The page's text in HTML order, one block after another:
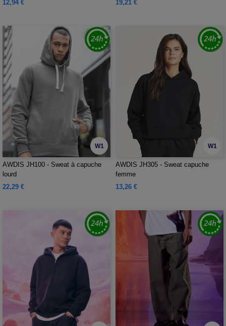
12,94 € 19,21 €
W1
AWDIS JH100 - Sweat à capuche
lourd
22,29 €
W1
AWDIS JH305 - Sweat capuche
femme
13,26 €